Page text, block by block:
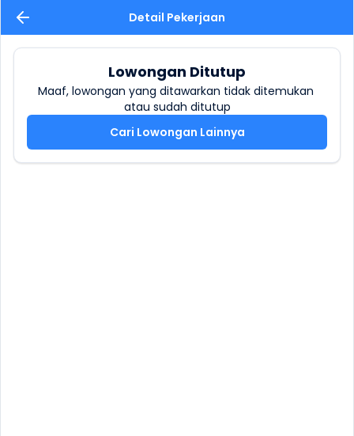
Detail Pekerjaan
Lowongan Ditutup
Maaf, lowongan yang ditawarkan tidak ditemukan
atau sudah ditutup
Cari Lowongan Lainnya